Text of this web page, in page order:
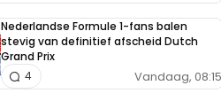
Nederlandse Formule 1-fans balen
stevig van definitief afscheid Dutch
Grand Prix
Vandaag, 08:15
4